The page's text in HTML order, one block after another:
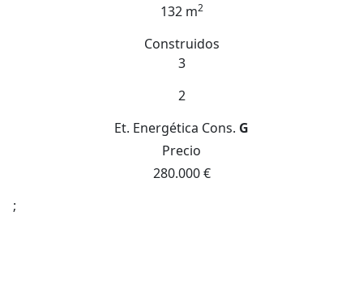
132 m2
Construidos
3
2
Et. Energética Cons. G
Precio
280.000 €
;